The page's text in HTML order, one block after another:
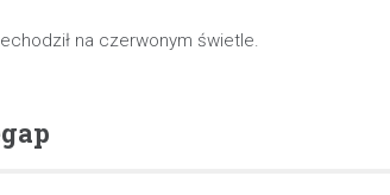
na czerwonym świetle.